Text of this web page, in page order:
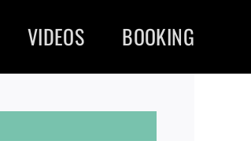
VIDEOS BOOKING